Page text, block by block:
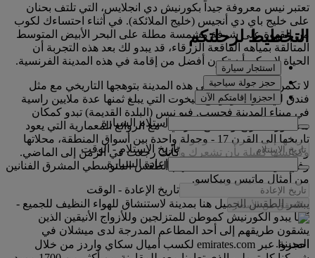
تعتبر نيس معروفة جيداً بكورنيش دي انجلايس، التي تلتف بحنان
على خليج باي دي أنجيس (خليج الملائكة). في أثناء احتساءك لكوب
من القهوة على شرفة مشمسة مطلة على البحر الأبيض المتوسط
المتألقة بمياهه الفاقعة الزرقاء، قد يبدو لك بعد هذه التجربة أن
الحياة لا يمكن أن تكون أفضل من إقامة في هذه المدينة الفرنسية.
لا تكمن روعة المشهد في هذه المدينة بتوهجها التاريخي مع مثل
فندق لي نجرسكو أو مع اليخوت التي يبلغ ثمنها عدة ملايين راسية
في ميناء المدينة فحسب. فيو نيس (البلدة القديمة) تبدو كمكان
محشور بالتاريخ والطابع التراثي - مع الروائع المعمارية التي يعود
تاريخها إلى القرن 17 - وجولة واحدة بين أسواق المنطقة، محلاتها
وكنائسها كفيلة بأن تشعرك وكأنك رجعت في الزمن إلى الماضي.
وفي الوقت نفسه، لطالما ألهم الطقس المتوسطي المشرق الفنانين
من أمثال ماتيس وبيكاسو.
يبشر الطقس الجميل هنا بمدينة لاستنشاق للهواء النظيف للجميع -
كما يبدو الكورنيش كموطن للمتزلجين وللأزواج الأنيقين الذين
يشقون طريقهم إلى أحد المطاعم المدرجة لدى ميشلان في
المدينة.
التخطيط لرحلتكم
استئجار سيارة
حجز جولة سياحية
احجزوا إقامتكم الآن
استلام السيارة
تاريخ الاستلام - الوقت
إعادة السيارة
تاريخ الإعادة - الوقت
التحقق من الأسعار
احجزوا عبر emirates.com لكسب أميال سكاي واردز من خلال